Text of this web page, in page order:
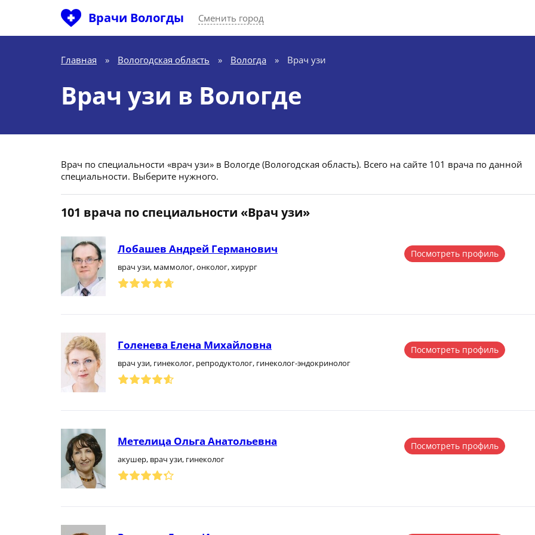
Врачи Вологды Сменить город
Главная » Вологодская область » Вологда » Врач узи
Врач узи в Вологде
Врач по специальности «врач узи» в Вологде (Вологодская область). Всего на сайте 101 врача по данной
специальности. Выберите нужного.
101 врача по специальности «Врач узи»
Лобашев Андрей Германович
врач узи, маммолог, онколог, хирург
Посмотреть профиль
Голенева Елена Михайловна
врач узи, гинеколог, репродуктолог, гинеколог-эндокринолог
Посмотреть профиль
Метелица Ольга Анатольевна
акушер, врач узи, гинеколог
Посмотреть профиль